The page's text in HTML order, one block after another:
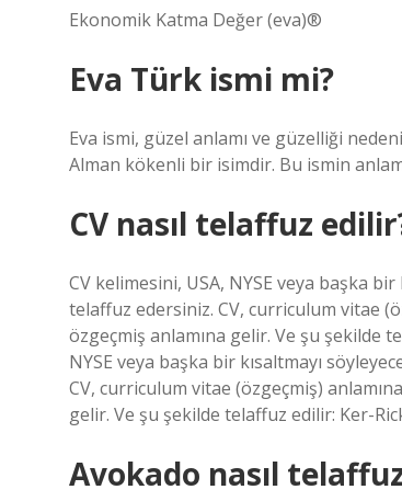
Ekonomik Katma Değer (eva)®
Eva Türk ismi mi?
Eva ismi, güzel anlamı ve güzelliği
Alman kökenli bir isimdir. Bu ismin
CV nasıl telaffuz
CV kelimesini, USA, NYSE veya başka
telaffuz edersiniz. CV, curriculum vitae
özgeçmiş anlamına gelir. Ve şu şekilde
NYSE veya başka bir kısaltmayı
CV, curriculum vitae (özgeçmiş)
gelir. Ve şu şekilde telaffuz edilir: Ker-
Avokado nasıl